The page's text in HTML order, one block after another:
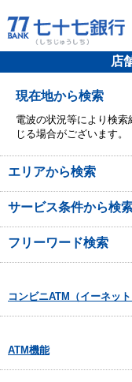
店
現在地から検索
電波の状況等により検索
じる場合がございます。
エリアから検索
サービス条件から検
フリーワード検索
コンビニATM（イーネッ
ATM機能